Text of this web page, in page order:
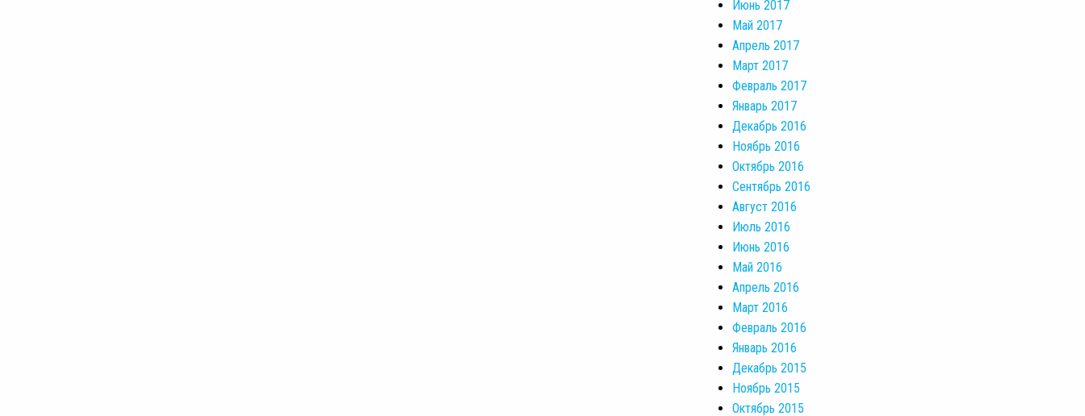
Июнь 2017
Май 2017
Апрель 2017
Март 2017
Февраль 2017
Январь 2017
Декабрь 2016
Ноябрь 2016
Октябрь 2016
Сентябрь 2016
Август 2016
Июль 2016
Июнь 2016
Май 2016
Апрель 2016
Март 2016
Февраль 2016
Январь 2016
Декабрь 2015
Ноябрь 2015
Октябрь 2015